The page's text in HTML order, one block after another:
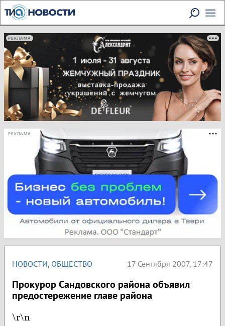
РЕКЛАМА
РЕКЛАМА
НОВОСТИ, ОБЩЕСТВО 17 Сентября 2007, 17:47
Прокурор Сандовского района объявил
предостережение главе района
\r\n